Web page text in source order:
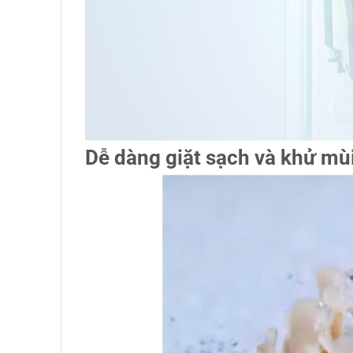
Dễ dàng giặt sạch và khử